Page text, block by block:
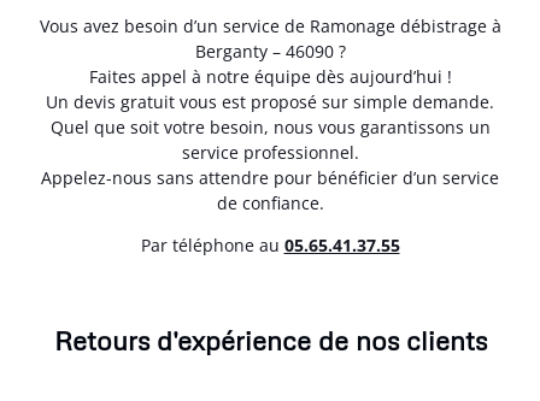
Vous avez besoin d’un service de Ramonage débistrage à
Berganty – 46090 ?
Faites appel à notre équipe dès aujourd’hui !
Un devis gratuit vous est proposé sur simple demande.
Quel que soit votre besoin, nous vous garantissons un
service professionnel.
Appelez-nous sans attendre pour bénéficier d’un service
de confiance.
Par téléphone au 05.65.41.37.55
Retours d'expérience de nos clients